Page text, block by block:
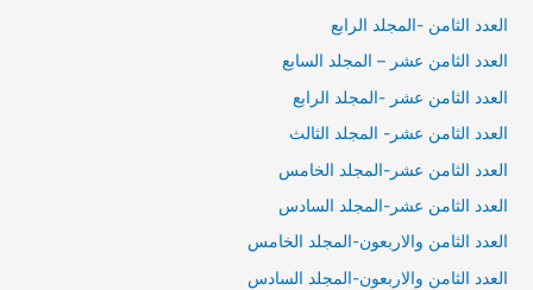
العدد الثامن -المجلد الرابع
العدد الثامن عشر – المجلد السابع
العدد الثامن عشر -المجلد الرابع
العدد الثامن عشر- المجلد الثالث
العدد الثامن عشر-المجلد الخامس
العدد الثامن عشر-المجلد السادس
العدد الثامن والاربعون-المجلد الخامس
العدد الثامن والاربعون-المجلد السادس